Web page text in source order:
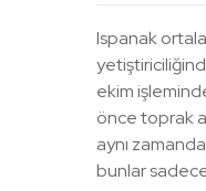
Ispanak
ekim
önce toprak
aynı
bunlar